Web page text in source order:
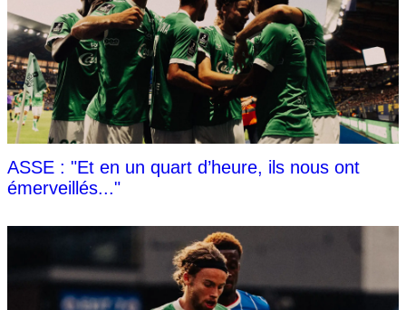
ASSE : "Et en un quart d’heure, ils nous ont
émerveillés..."